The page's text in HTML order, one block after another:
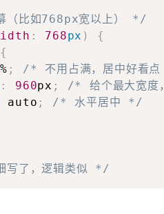
（比如768px宽以上） */
: 768px )
{
{
% ;
/* 不用占满，居中好看
: 960px ;
/* 给个最大宽度
auto ;
/* 水平居中 */
写了，逻辑类似 */